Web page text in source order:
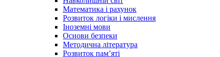
Математика і рахунок
Розвиток логіки і мислення
Іноземні мови
Основи безпеки
Методична література
Розвиток пам’яті